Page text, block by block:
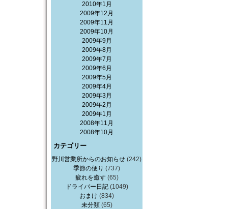
2010年1月
2009年12月
2009年11月
2009年10月
2009年9月
2009年8月
2009年7月
2009年6月
2009年5月
2009年4月
2009年3月
2009年2月
2009年1月
2008年11月
2008年10月
カテゴリー
野川営業所からのお知らせ (242)
季節の便り (737)
疲れを癒す(65)
ドライバー日記(1049)
おまけ (834)
未分類(65)